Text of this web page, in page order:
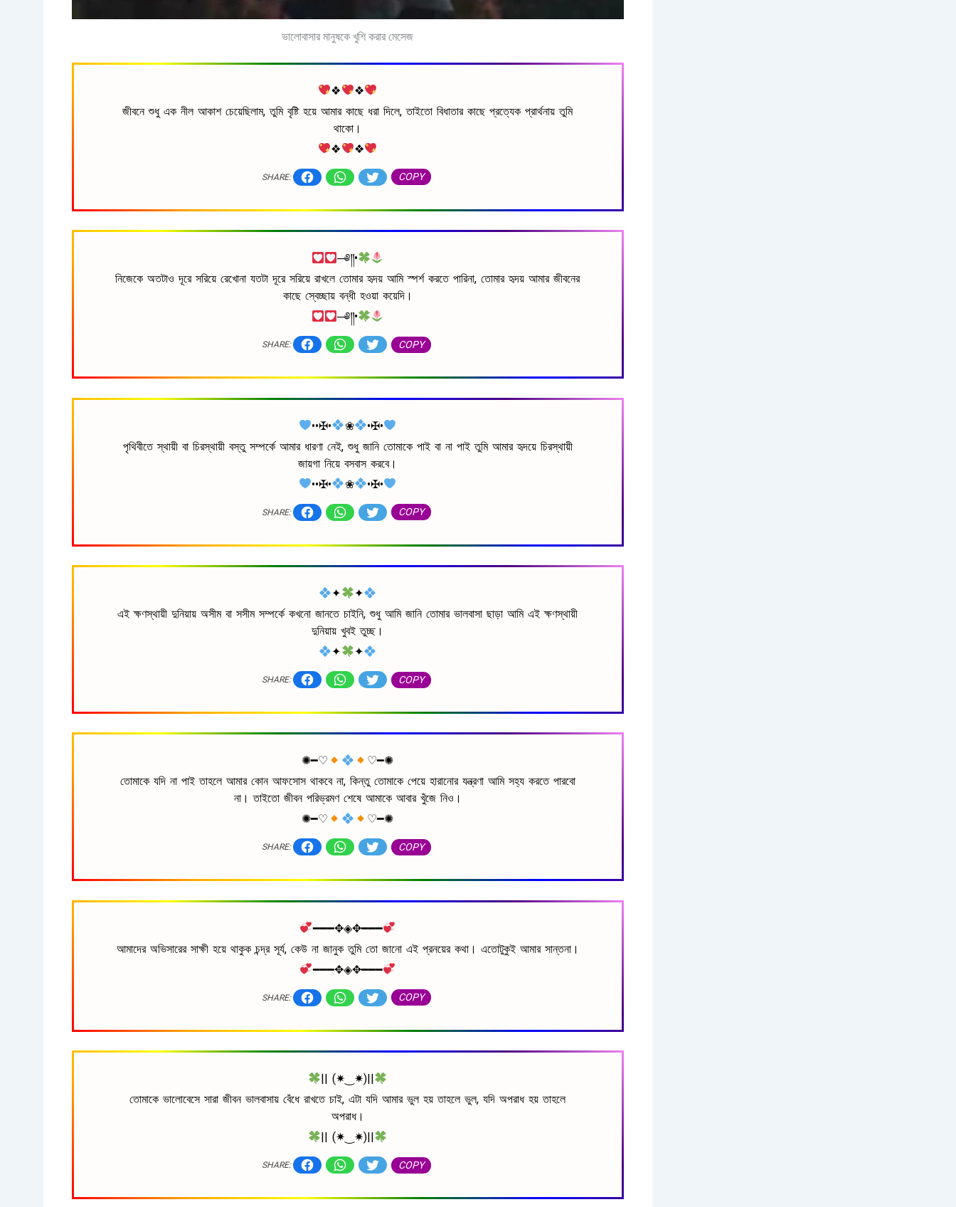
ভালোবাসার মানুষকে খুশি করার মেসেজ
❖
❖
জীবনে শুধু এক নীল আকাশ চেয়েছিলাম, তুমি বৃষ্টি হয়ে আমার কাছে ধরা দিলে, তাইতো বিধাতার কাছে প্রত্যেক প্রার্থনায় তুমি
থাকো।
❖
❖
SHARE: COPY
─༅༎•
নিজেকে অতটাও দূরে সরিয়ে রেখোনা যতটা দূরে সরিয়ে রাখলে তোমার হৃদয় আমি স্পর্শ করতে পারিনা, তোমার হৃদয় আমার জীবনের
কাছে স্বেচ্ছায় বন্ধী হওয়া কয়েদি।
─༅༎•
SHARE: COPY
••✠• ❀
•✠•
পৃথিবীতে স্থায়ী বা চিরস্থায়ী বস্তু সম্পর্কে আমার ধারণা নেই, শুধু জানি তোমাকে পাই বা না পাই তুমি আমার হৃদয়ে চিরস্থায়ী
জায়গা নিয়ে বসবাস করবে।
••✠•
❀ •✠•
SHARE: COPY
✦
✦
এই ক্ষণস্থায়ী দুনিয়ায় অসীম বা সসীম সম্পর্কে কখনো জানতে চাইনি, শুধু আমি জানি তোমার ভালবাসা ছাড়া আমি এই ক্ষণস্থায়ী
দুনিয়ায় খুবই তুচ্ছ।
✦
✦
SHARE: COPY
✺━♡︎
♡︎━✺
তোমাকে যদি না পাই তাহলে আমার কোন আফসোস থাকবে না, কিন্তু তোমাকে পেয়ে হারানোর যন্ত্রণা আমি সহ্য করতে পারবো
না। তাইতো জীবন পরিভ্রমণ শেষে আমাকে আবার খুঁজে নিও।
✺━♡︎
♡︎━✺
SHARE: COPY
━━━✥◈✥━━━
আমাদের অভিসারের সাক্ষী হয়ে থাকুক চন্দ্র সূর্য, কেউ না জানুক তুমি তো জানো এই প্রনয়ের কথা। এতোটুকুই আমার সান্তনা।
━━━✥◈✥━━━
SHARE: COPY
|| (✷‿✷)||
তোমাকে ভালোবেসে সারা জীবন ভালবাসায় বেঁধে রাখতে চাই, এটা যদি আমার ভুল হয় তাহলে ভুল, যদি অপরাধ হয় তাহলে
অপরাধ।
|| (✷‿✷)||
SHARE: COPY